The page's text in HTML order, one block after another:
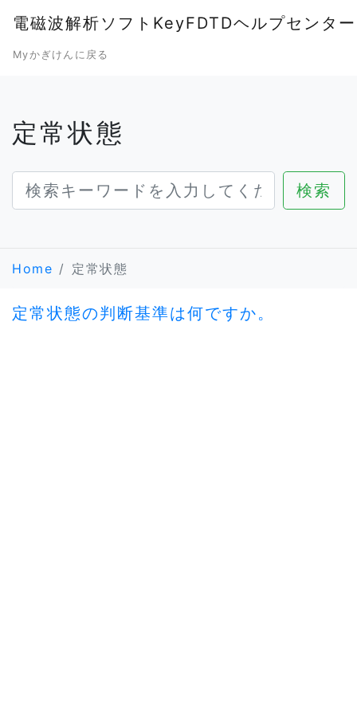
電磁波解析ソフトKeyFDTDヘルプセンター
Myかぎけんに戻る
定常状態
Home 定常状態
定常状態の判断基準は何ですか。